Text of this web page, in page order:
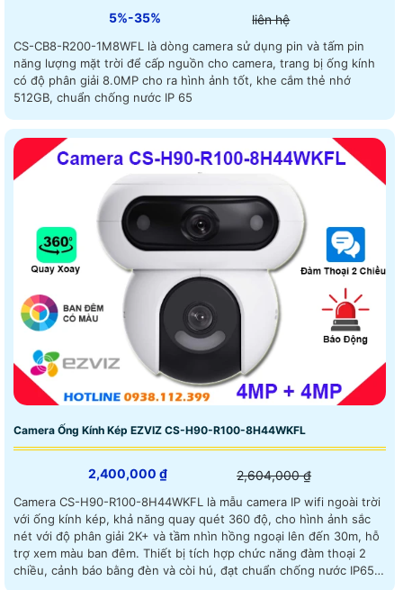
5%-35% liên hệ
CS-CB8-R200-1M8WFL là dòng camera sử dụng pin và tấm pin
năng lượng mặt trời để cấp nguồn cho camera, trang bị ống kính
có độ phân giải 8.0MP cho ra hình ảnh tốt, khe cắm thẻ nhớ
512GB, chuẩn chống nước IP 65
Camera Ống Kính Kép EZVIZ CS-H90-R100-8H44WKFL
2,400,000 ₫ 2,604,000 ₫
Camera CS-H90-R100-8H44WKFL là mẫu camera IP wifi ngoài trời
với ống kính kép, khả năng quay quét 360 độ, cho hình ảnh sắc
nét với độ phân giải 2K+ và tầm nhìn hồng ngoại lên đến 30m, hỗ
trợ xem màu ban đêm. Thiết bị tích hợp chức năng đàm thoại 2
chiều, cảnh báo bằng đèn và còi hú, đạt chuẩn chống nước IP65,